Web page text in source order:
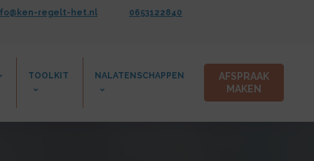
regelt-het.nl 0653122840
TOOLKIT NALATENSCHAPPEN
AFSPRAAK
MAKEN